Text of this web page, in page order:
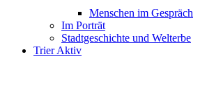
Menschen im Gespräch
Im Porträt
Stadtgeschichte und Welterbe
Trier Aktiv